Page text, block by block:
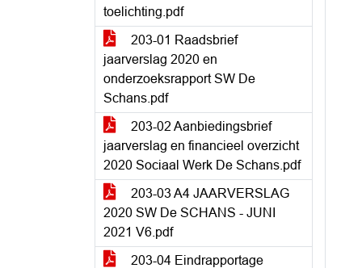
toelichting.pdf
203-01 Raadsbrief
jaarverslag 2020 en
onderzoeksrapport SW De
Schans.pdf
203-02 Aanbiedingsbrief
jaarverslag en financieel overzicht
2020 Sociaal Werk De Schans.pdf
203-03 A4 JAARVERSLAG
2020 SW De SCHANS - JUNI
2021 V6.pdf
203-04 Eindrapportage